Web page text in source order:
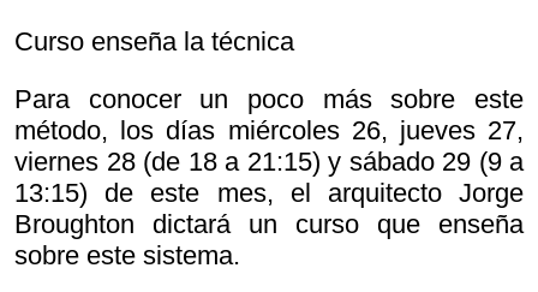
Curso enseña la técnica
Para conocer un poco más sobre este
método, los días miércoles 26, jueves 27,
viernes 28 (de 18 a 21:15) y sábado 29 (9 a
13:15) de este mes, el arquitecto Jorge
Broughton dictará un curso que enseña
sobre este sistema.